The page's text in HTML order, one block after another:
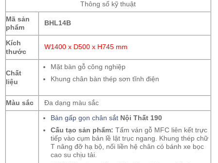
Thông số kỹ thuật
Mã sản
phẩm
BHL14B
Kích
thước
W1400 x D500 x H745 mm
Chất
liệu
Mặt bàn gỗ công nghiệp
Khung chân bàn thép sơn tĩnh điện
Màu sắc Đa dạng màu sắc
Bàn gấp gọn chân sắt Nội Thất 190
Cấu tạo sản phẩm: Tấm ván gỗ MFC liên kết trực
tiếp vào cụm bản lề lật trục ngang. Khung thép chữ
T nâng đỡ hạ bộ, nối liền hệ chân có bánh xe bọc
cao su chịu tải.